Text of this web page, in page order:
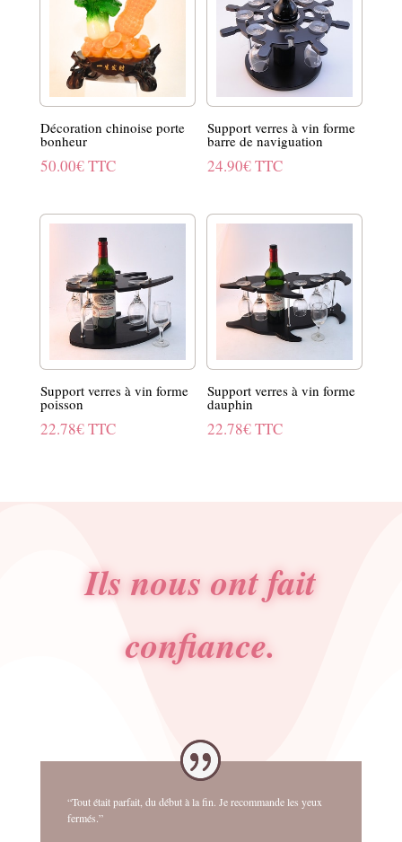
Décoration chinoise porte
bonheur
50.00€TTC
Support verres à vin forme
barre de naviguation
24.90€TTC
Support verres à vin forme
poisson
22.78€TTC
Support verres à vin forme
dauphin
22.78€TTC
Ils nous ont fait
confiance.
“Tout était parfait, du début à la fin. Je recommande les yeux
fermés.”